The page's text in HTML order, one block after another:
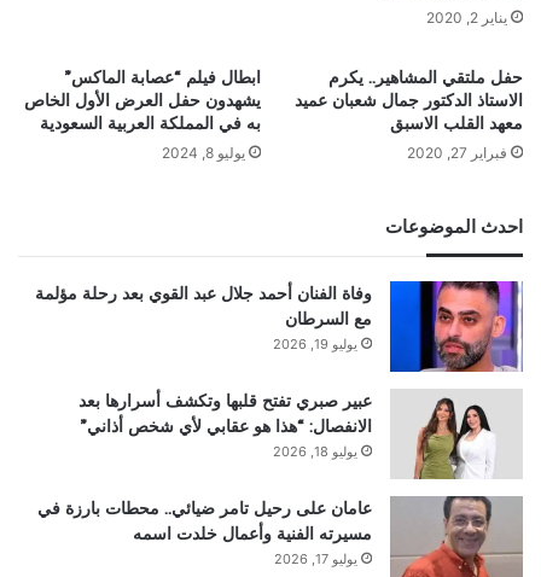
يناير 2, 2020
حفل ملتقي المشاهير.. يكرم
الاستاذ الدكتور جمال شعبان عميد
معهد القلب الاسبق
فبراير 27, 2020
ابطال فيلم “عصابة الماكس”
يشهدون حفل العرض الأول الخاص
به في المملكة العربية السعودية
يوليو 8, 2024
احدث الموضوعات
وفاة الفنان أحمد جلال عبد القوي بعد رحلة مؤلمة
مع السرطان
يوليو 19, 2026
عبير صبري تفتح قلبها وتكشف أسرارها بعد
الانفصال: “هذا هو عقابي لأي شخص أذاني”
يوليو 18, 2026
عامان على رحيل تامر ضيائي.. محطات بارزة في
مسيرته الفنية وأعمال خلدت اسمه
يوليو 17, 2026